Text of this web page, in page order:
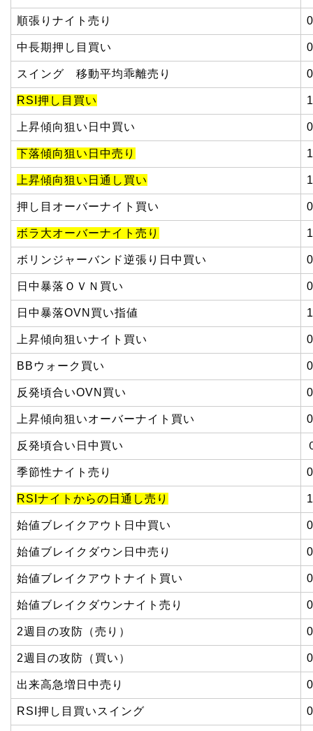
順張りナイト売り 0
中長期押し目買い 0
スイング 移動平均乖離売り 0
RSI押し目買い 1
上昇傾向狙い日中買い 0
下落傾向狙い日中売り 1
上昇傾向狙い日通し買い 1
押し目オーバーナイト買い 0
ボラ大オーバーナイト売り 1
ボリンジャーバンド逆張り日中買い 0
日中暴落ＯＶＮ買い 0
日中暴落OVN買い指値 1
上昇傾向狙いナイト買い 0
BBウォーク買い 0
反発頃合いOVN買い 0
上昇傾向狙いオーバーナイト買い 0
反発頃合い日中買い
季節性ナイト売り 0
RSIナイトからの日通し売り 1
始値ブレイクアウト日中買い 0
始値ブレイクダウン日中売り 0
始値ブレイクアウトナイト買い 0
始値ブレイクダウンナイト売り 0
2週目の攻防（売り） 0
2週目の攻防（買い） 0
出来高急増日中売り 0
RSI押し目買いスイング 0